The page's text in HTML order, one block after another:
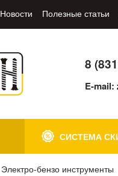
Новости Полезные статьи
8
E-mail:
СИСТЕМА
Электро-бензо инструменты